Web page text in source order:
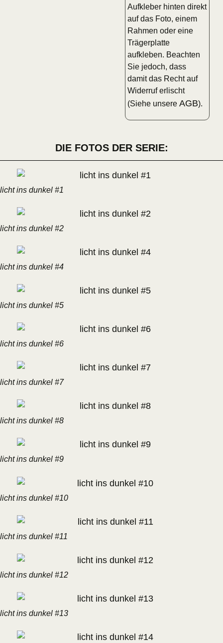
Aufkleber hinten direkt
auf das Foto, einem
Rahmen oder eine
Trägerplatte
aufkleben. Beachten
Sie jedoch, dass
damit das Recht auf
Widerruf erlischt
(Siehe unsereAGB).
DIE FOTOS DER SERIE:
licht ins dunkel #1
licht ins dunkel #2
licht ins dunkel #4
licht ins dunkel #5
licht ins dunkel #6
licht ins dunkel #7
licht ins dunkel #8
licht ins dunkel #9
licht ins dunkel #10
licht ins dunkel #11
licht ins dunkel #12
licht ins dunkel #13